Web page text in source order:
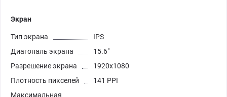
Экран
Тип экрана
IPS
Диагональ экрана
15.6"
Разрешение экрана
1920x1080
Плотность пикселей
141 PPI
Максимальная